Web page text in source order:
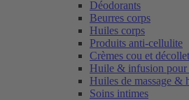
Déodorants
Beurres corps
Huiles corps
Produits anti-cellulite
Crèmes cou et
Huile & infusion pour
Huiles de massage &
Soins intimes